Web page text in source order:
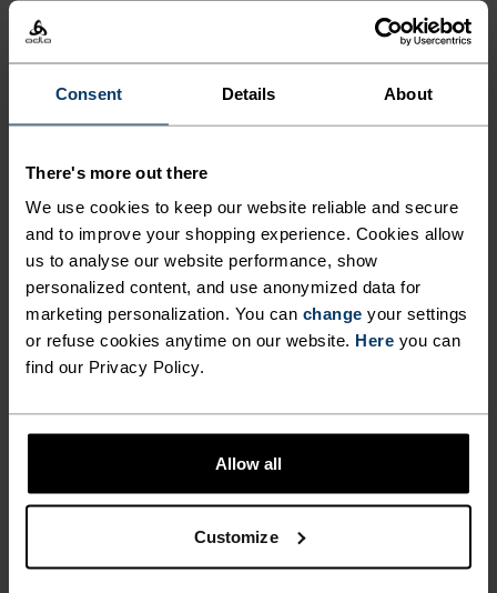
Consent Details About
There's more out there
We use cookies to keep our website reliable and secure
and to improve your shopping experience. Cookies allow
us to analyse our website performance, show
personalized content, and use anonymized data for
marketing personalization. You can change your settings
or refuse cookies anytime on our website. Here you can
find our Privacy Policy.
Allow all
Customize
berøringsluen perfekt under hjelmer og under
skidager. Laget av 100% resirkulert stoff og nøye
bevegelse og varme. Designet for å holde dem i
bevegelse og varme.
DETALJENE SOM GJØR
FORSKJELLEN
Tilbehør bygget for å få mest mulig ut av hvert
AKTIVITETSNIVÅ
MODERAT